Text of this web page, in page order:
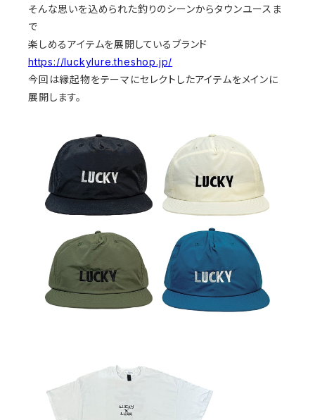
そんな思いを込められた釣りのシーンからタウンユースま
で
楽しめるアイテムを展開しているブランド
https://luckylure.theshop.jp/
今回は縁起物をテーマにセレクトしたアイテムをメインに
展開します。